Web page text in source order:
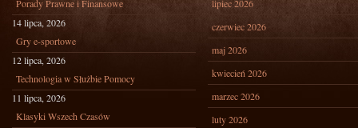
Porady Prawne i Finansowe
14 lipca, 2026
Gry e-sportowe
12 lipca, 2026
Technologia w Służbie Pomocy
11 lipca, 2026
Klasyki Wszech Czasów
lipiec 2026
czerwiec 2026
maj 2026
kwiecień 2026
marzec 2026
luty 2026